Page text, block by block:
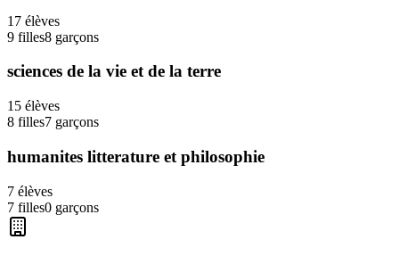
17 élèves
9 filles8 garçons
sciences de la vie et de la terre
15 élèves
8 filles7 garçons
humanites litterature et philosophie
7 élèves
7 filles0 garçons